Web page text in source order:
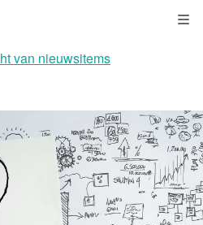
van nieuwsitems